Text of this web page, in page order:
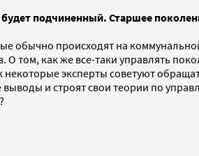
подчиненный. Старшее
происходят на
том, как же все-таки управлять
эксперты советуют
и строят свои теории по